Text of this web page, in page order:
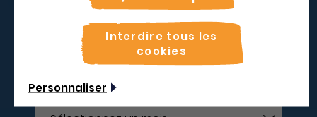
Ne résistez plus à l'appel de la nature verdoyante,
des eaux immaculées et des 1001 trésors de l'île aux
fleurs. La Martinique n'attend que vous !
Je pars
Interdire tous les
cookies
Personnaliser